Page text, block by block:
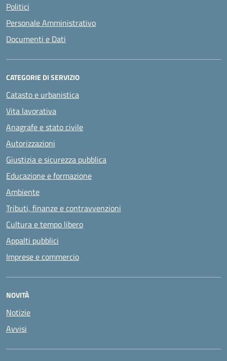
Politici
Personale Amministrativo
Documenti e Dati
CATEGORIE DI SERVIZIO
Catasto e urbanistica
Vita lavorativa
Anagrafe e stato civile
Autorizzazioni
Giustizia e sicurezza pubblica
Educazione e formazione
Ambiente
Tributi, finanze e contravvenzioni
Cultura e tempo libero
Appalti pubblici
Imprese e commercio
NOVITÀ
Notizie
Avvisi